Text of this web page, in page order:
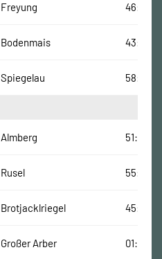
Freyung 46:56
Bodenmais 43:45
Spiegelau 58:35
Almberg 51:10
Rusel 55:51
Brotjacklriegel 45:09
Großer Arber